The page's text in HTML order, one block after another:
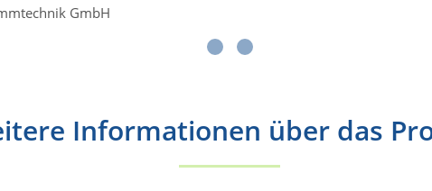
GmbH
Informationen über das